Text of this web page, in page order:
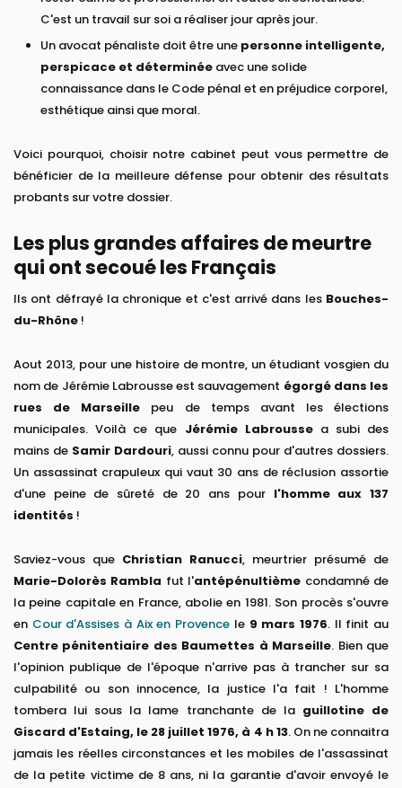
C'est un travail sur soi a réaliser jour après jour.
Un avocat pénaliste doit être une personne intelligente,
perspicace et déterminée avec une solide
connaissance dans le Code pénal et en préjudice corporel,
esthétique ainsi que moral.
Voici pourquoi, choisir notre cabinet peut vous permettre de
bénéficier de la meilleure défense pour obtenir des résultats
probants sur votre dossier.
Les plus grandes affaires de meurtre
qui ont secoué les Français
Ils ont défrayé la chronique et c'est arrivé dans les Bouches-
du-Rhône !
Aout 2013, pour une histoire de montre, un étudiant vosgien du
nom de Jérémie Labrousse est sauvagement égorgé dans les
rues de Marseille peu de temps avant les élections
municipales. Voilà ce que Jérémie Labroussea subi des
mains de Samir Dardouri, aussi connu pour d'autres dossiers.
Un assassinat crapuleux qui vaut 30 ans de réclusion assortie
d'une peine de sûreté de 20 ans pour l'homme aux 137
identités !
Saviez-vous que Christian Ranucci, meurtrier présumé de
Marie-Dolorès Rambla fut l'antépénultième condamné de
la peine capitale en France, abolie en 1981. Son procès s'ouvre
en Cour d'Assises à Aix en Provence le 9 mars 1976. Il finit au
Centre pénitentiaire des Baumettes à Marseille. Bien que
l'opinion publique de l'époque n'arrive pas à trancher sur sa
culpabilité ou son innocence, la justice l'a fait ! L'homme
tombera lui sous la lame tranchante de la guillotine de
Giscard d'Estaing, le 28 juillet 1976, à 4 h 13. On ne connaitra
jamais les réelles circonstances et les mobiles de l'assassinat
de la petite victime de 8 ans, ni la garantie d'avoir envoyé le